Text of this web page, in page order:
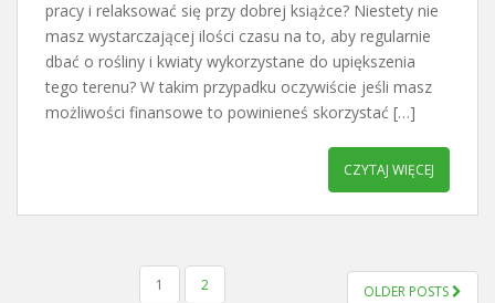
pracy i relaksować się przy dobrej książce? Niestety nie
masz wystarczającej ilości czasu na to, aby regularnie
dbać o rośliny i kwiaty wykorzystane do upiększenia
tego terenu? W takim przypadku oczywiście jeśli masz
możliwości finansowe to powinieneś skorzystać […]
CZYTAJ WIĘCEJ
STRONICOWANIE
1 2 OLDER POSTS